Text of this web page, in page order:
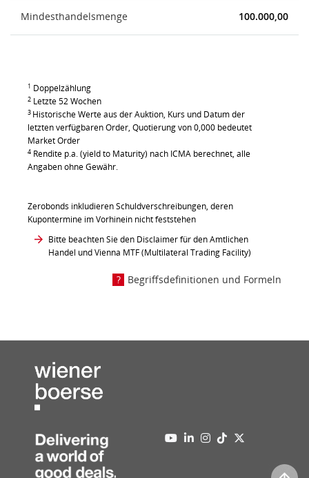
Mindesthandelsmenge 100.000,00
1 Doppelzählung
2 Letzte 52 Wochen
3 Historische Werte aus der Auktion, Kurs und Datum der
letzten verfügbaren Order, Quotierung von 0,000 bedeutet
Market Order
4 Rendite p.a. (yield to Maturity) nach ICMA berechnet, alle
Angaben ohne Gewähr.
Zerobonds inkludieren Schuldverschreibungen, deren
Kupontermine im Vorhinein nicht feststehen
Bitte beachten Sie den Disclaimer für den Amtlichen
Handel und Vienna MTF (Multilateral Trading Facility)
Begriffsdefinitionen und Formeln